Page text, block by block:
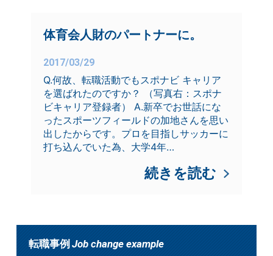
体育会人財のパートナーに。
2017/03/29
Q.何故、転職活動でもスポナビ キャリア
を選ばれたのですか？ （写真右：スポナ
ビキャリア登録者） A.新卒でお世話にな
ったスポーツフィールドの加地さんを思い
出したからです。プロを目指しサッカーに
打ち込んでいた為、大学4年…
続きを読む
転職事例 Job change example